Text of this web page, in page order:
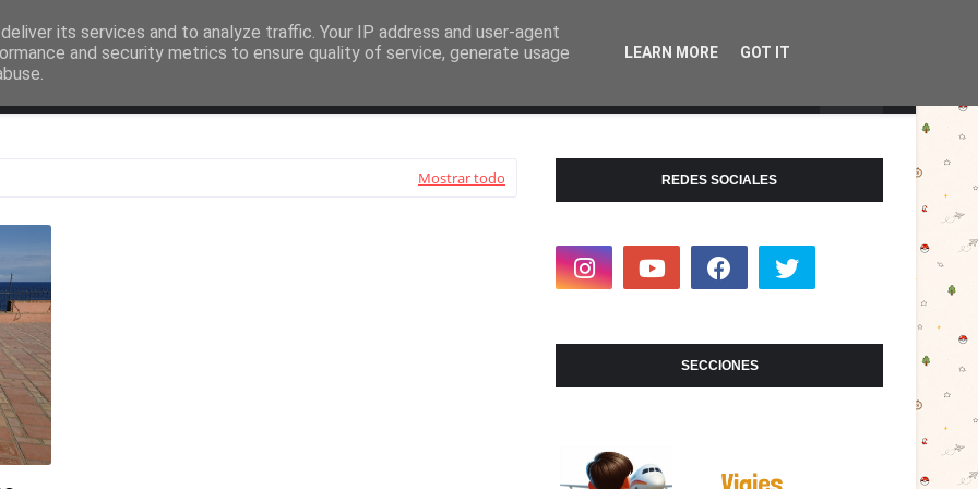
Ocio
Mostrar todo REDES SOCIALES
SECCIONES
its services and to analyze traffic. Your IP address and user-agent
and security metrics to ensure quality of service, generate usage
LEARN MORE GOT IT